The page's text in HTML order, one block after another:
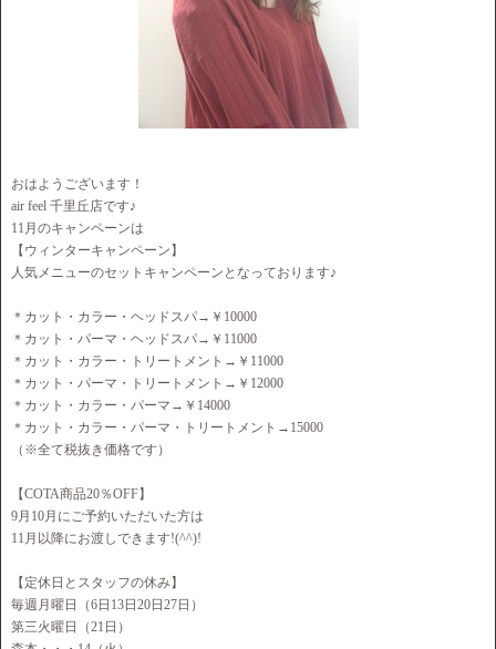
おはようございます！
air feel 千里丘店です♪
11月のキャンペーンは
【ウィンターキャンペーン】
人気メニューのセットキャンペーンとなっております♪
＊カット・カラー・ヘッドスパ→￥10000
＊カット・パーマ・ヘッドスパ→￥11000
＊カット・カラー・トリートメント→￥11000
＊カット・パーマ・トリートメント→￥12000
＊カット・カラー・パーマ→￥14000
＊カット・カラー・パーマ・トリートメント→15000
（※全て税抜き価格です）
【COTA商品20％OFF】
9月10月にご予約いただいた方は
11月以降にお渡しできます!(^^)!
【定休日とスタッフの休み】
毎週月曜日（6日13日20日27日）
第三火曜日（21日）